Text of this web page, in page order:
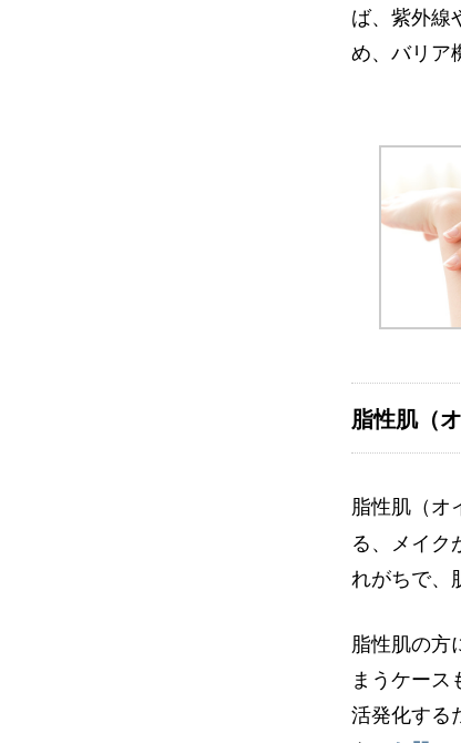
ば、紫外線
め、バリア
脂性肌（
脂性肌（オ
る、メイク
れがちで、
脂性肌の方
まうケー
活発化する